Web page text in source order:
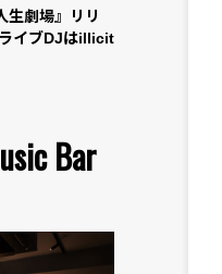
生劇場』リリ
イブDJはillicit
Bar